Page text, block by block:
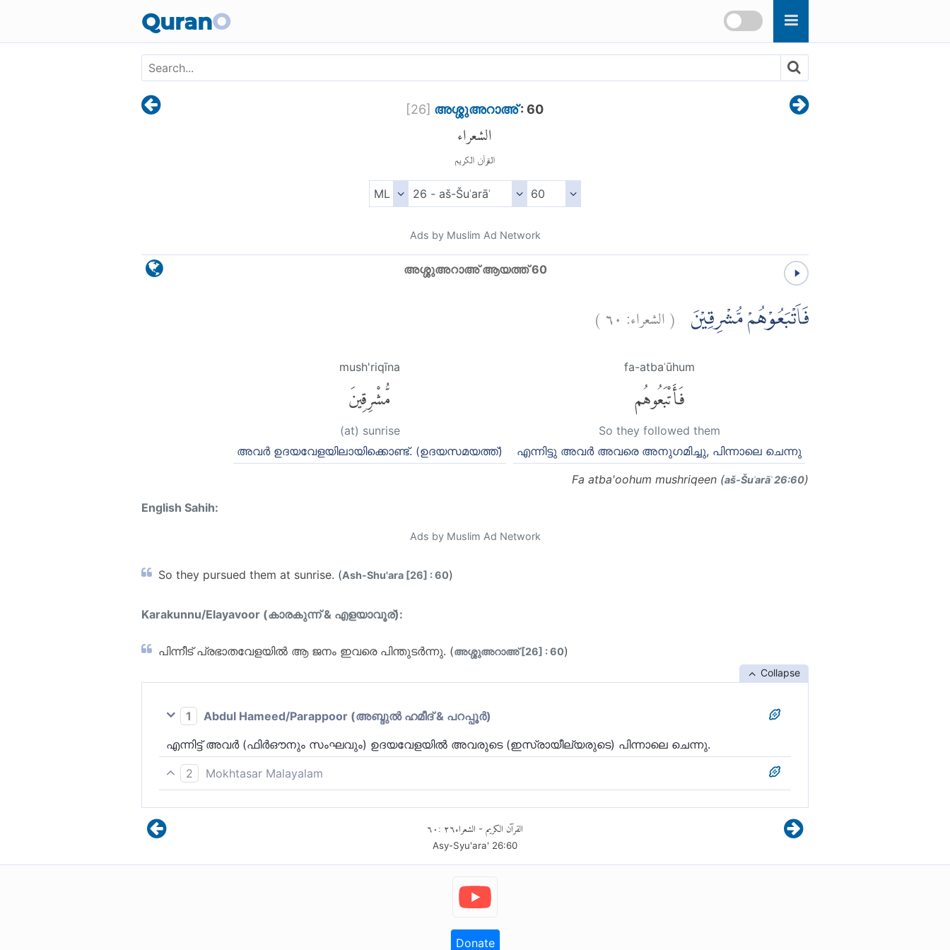
QuranO
[26] അശ്ശുഅറാഅ്: 60
الشعراء
القرآن الكريم
Ads by Muslim Ad Network
അശ്ശുഅറാഅ് ആയത്ത് 60
فَاَتْبَعُوْهُمْ مُّشْرِقِيْنَ (الشعراء: ٦٠)
fa-atbaʿūhum
فَأَتْبَعُوهُم
So they followed them
എന്നിട്ടു അവര്‍ അവരെ അനുഗമിച്ചു, പിന്നാലെ ചെന്നു
mush'riqīna
مُّشْرِقِينَ
(at) sunrise
അവര്‍ ഉദയവേളയിലായിക്കൊണ്ട്. (ഉദയസമയത്ത്)
Fa atba'oohum mushriqeen (aš-Šuʿarāʾ 26:60)
English Sahih:
Ads by Muslim Ad Network
So they pursued them at sunrise. (Ash-Shu'ara [26] : 60)
Karakunnu/Elayavoor (കാരകുന്ന് & എളയാവൂര്):
പിന്നീട് പ്രഭാതവേളയില്‍ ആ ജനം ഇവരെ പിന്തുടര്‍ന്നു. (അശ്ശുഅറാഅ് [26] : 60)
Collapse
1
Abdul Hameed/Parappoor (അബ്ദുല്‍ ഹമീദ് & പറപ്പൂര്‍)
എന്നിട്ട് അവര്‍ (ഫിര്‍ഔനും സംഘവും) ഉദയവേളയില്‍ അവരുടെ (ഇസ്രായീല്യരുടെ) പിന്നാലെ ചെന്നു.
2
Mokhtasar Malayalam
القرآن الكريم - الشعراء٢٦:٦٠
Asy-Syu'ara' 26:60
Donate